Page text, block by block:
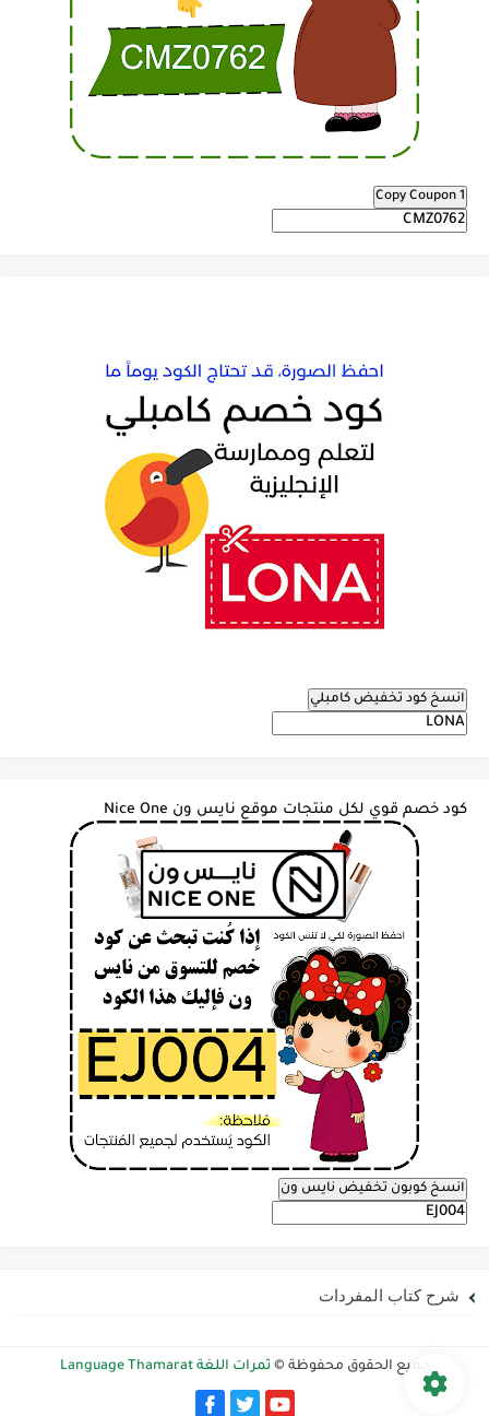
Copy Coupon 1
انسخ كود تخفيض كامبلي
كود خصم قوي لكل منتجات موقع نايس ون Nice One
انسخ كوبون تخفيض نايس ون
شرح كتاب المفردات
جميع الحقوق محفوظة © ثمرات اللغة Language Thamarat